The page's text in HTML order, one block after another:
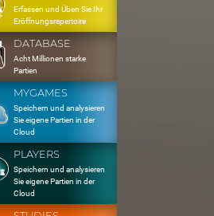
Erfassen und Üben Sie Ihr
Eröffnungsrepertoire
DATABASE
Acht Millionen starke
Partien
MYGAMES
Speichern und analysieren
Sie eigene Partien in der
Cloud
PLAYERS
Speichern und analysieren
Sie eigene Partien in der
Cloud